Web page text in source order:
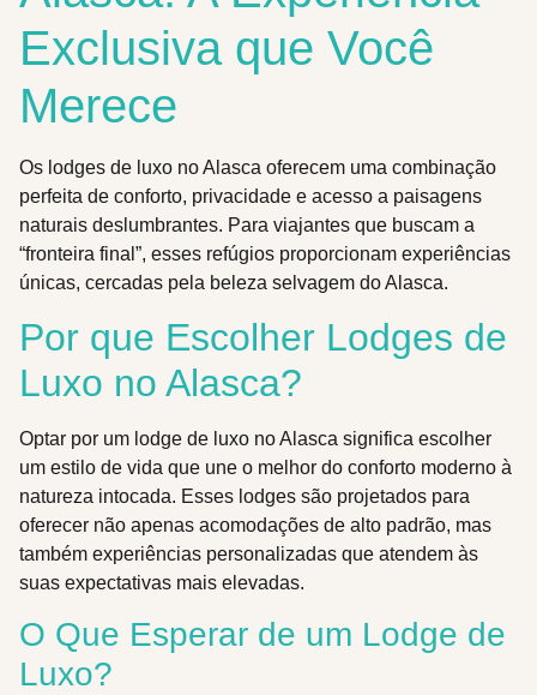
Exclusiva que Você
Merece
Os lodges de luxo no Alasca oferecem uma combinação
perfeita de conforto, privacidade e acesso a paisagens
naturais deslumbrantes. Para viajantes que buscam a
“fronteira final”, esses refúgios proporcionam experiências
únicas, cercadas pela beleza selvagem do Alasca.
Por que Escolher Lodges de
Luxo no Alasca?
Optar por um lodge de luxo no Alasca significa escolher
um estilo de vida que une o melhor do conforto moderno à
natureza intocada. Esses lodges são projetados para
oferecer não apenas acomodações de alto padrão, mas
também experiências personalizadas que atendem às
suas expectativas mais elevadas.
O Que Esperar de um Lodge de
Luxo?